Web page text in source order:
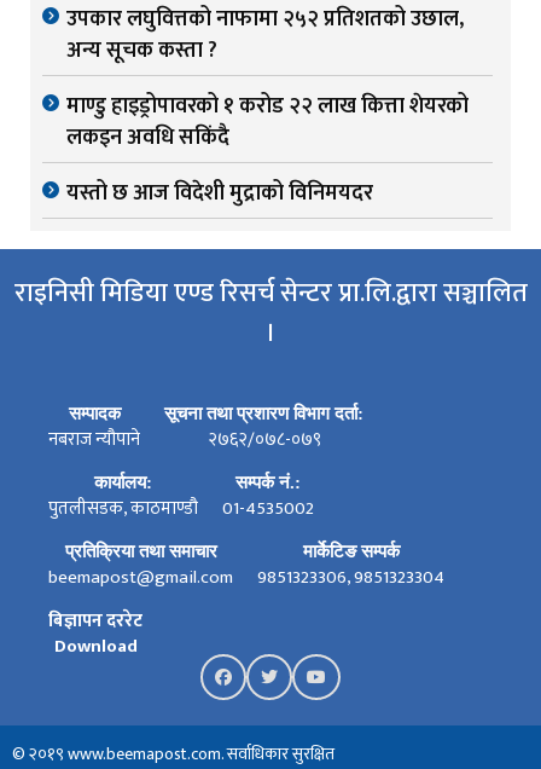
उपकार लघुवित्तको नाफामा २५२ प्रतिशतको उछाल,
अन्य सूचक कस्ता ?
माण्डु हाइड्रोपावरको १ करोड २२ लाख कित्ता शेयरको
लकइन अवधि सकिंदै
यस्तो छ आज विदेशी मुद्राको विनिमयदर
राइनिसी मिडिया एण्ड रिसर्च सेन्टर प्रा.लि.द्वारा सञ्चालित
।
सम्पादक
नबराज न्यौपाने
सूचना तथा प्रशारण विभाग दर्ता:
२७६२/०७८-०७९
कार्यालय:
पुतलीसडक, काठमाण्डौ
सम्पर्क नं.:
01-4535002
प्रतिक्रिया तथा समाचार
beemapost@gmail.com
मार्केटिङ सम्पर्क
9851323306, 9851323304
बिज्ञापन दररेट
Download
© २०१९ www.beemapost.com. सर्वाधिकार सुरक्षित